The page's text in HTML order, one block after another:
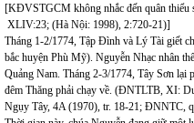
[KĐVSTGCM không nhắc đến quân
XLIV:23; (Hà Nội: 1998), 2:720-21)]
Tháng 1-2/1774, Tập Đình và Lý Tài giết
bắc huyện Phù Mỹ). Nguyễn Nhạc nhân
Quảng Nam. Tháng 2-3/1774, Tây Sơn lại
đêm Thăng phải chạy về. (ĐNTLTB, XI:
Ngụy Tây, 4A (1970), tr. 18-21; ĐNNTC,